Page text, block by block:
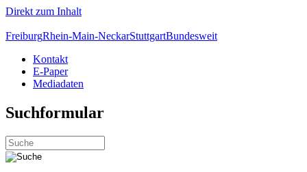
Direkt zum Inhalt
FreiburgRhein-Main-NeckarStuttgartBundesweit
Kontakt
E-Paper
Mediadaten
Suchformular